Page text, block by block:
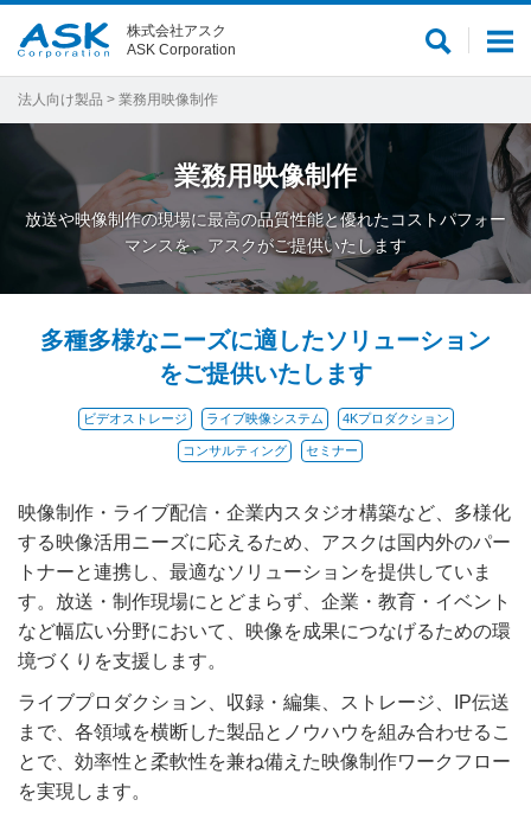
メ
ー
サ
内
株式会社アスク
ASK Corporation
法人向け製品 > 業務用映像制作
業務用映像制作
放送や映像制作の現場に最高の品質性能と優れたコストパフォー
マンスを、アスクがご提供いたします
多種多様なニーズに適したソリューション
をご提供いたします
ビデオストレージ ライブ映像システム 4Kプロダクション
コンサルティング セミナー
映像制作・ライブ配信・企業内スタジオ構築など、多様化
する映像活用ニーズに応えるため、アスクは国内外のパー
トナーと連携し、最適なソリューションを提供していま
す。放送・制作現場にとどまらず、企業・教育・イベント
など幅広い分野において、映像を成果につなげるための環
境づくりを支援します。
ライブプロダクション、収録・編集、ストレージ、IP伝送
まで、各領域を横断した製品とノウハウを組み合わせるこ
とで、効率性と柔軟性を兼ね備えた映像制作ワークフロー
を実現します。